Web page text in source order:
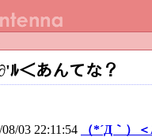
ﾙ＜あんてな？
08/03 22:11:54 （*´Д｀）